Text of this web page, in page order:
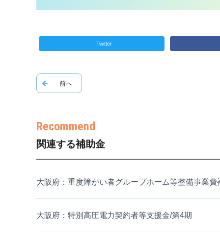
Twitter
関連する補助金
大阪府：重度障がい者グループホーム等整備事業費
大阪府：特別高圧電力契約者等支援金/第4期